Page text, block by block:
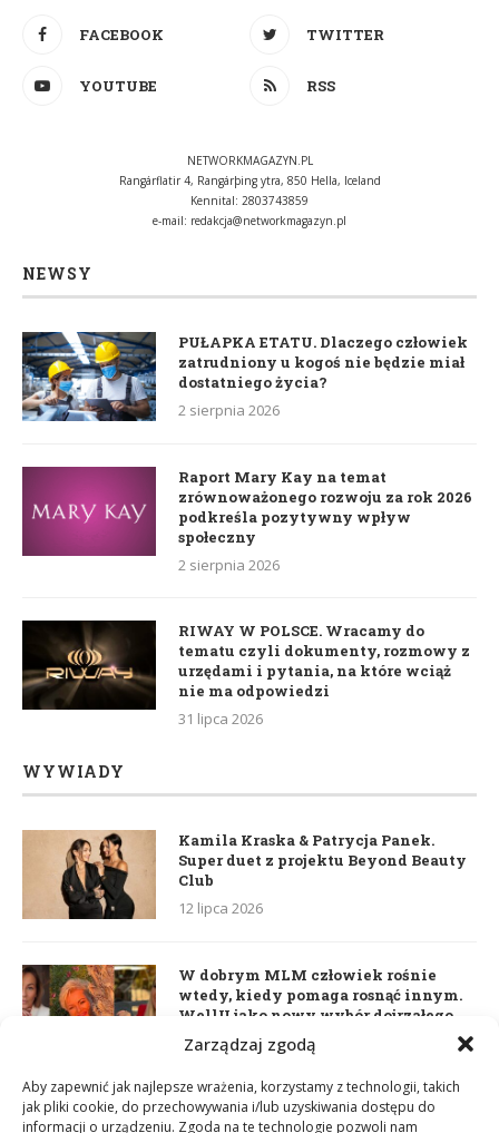
Zarządzaj zgodą
Aby zapewnić jak najlepsze wrażenia, korzystamy z technologii, takich
jak pliki cookie, do przechowywania i/lub uzyskiwania dostępu do
informacji o urządzeniu. Zgoda na te technologie pozwoli nam
FACEBOOK TWITTER
YOUTUBE RSS
NETWORKMAGAZYN.PL
Rangárflatir 4, Rangárþing ytra, 850 Hella, Iceland
Kennital: 2803743859
e-mail: redakcja@networkmagazyn.pl
NEWSY
PUŁAPKA ETATU. Dlaczego człowiek
zatrudniony u kogoś nie będzie miał
dostatniego życia?
2 sierpnia 2026
Raport Mary Kay na temat
zrównoważonego rozwoju za rok 2026
podkreśla pozytywny wpływ
społeczny
2 sierpnia 2026
RIWAY W POLSCE. Wracamy do
tematu czyli dokumenty, rozmowy z
urzędami i pytania, na które wciąż
nie ma odpowiedzi
31 lipca 2026
WYWIADY
Kamila Kraska & Patrycja Panek.
Super duet z projektu Beyond Beauty
Club
12 lipca 2026
W dobrym MLM człowiek rośnie
wtedy, kiedy pomaga rosnąć innym.
WellU jako nowy wybór dojrzałego
lidera
Daria Dudzik. Kocham Cię